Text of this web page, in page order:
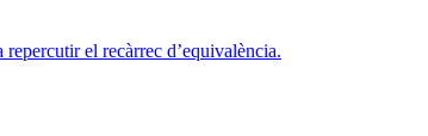
el recàrrec d’equivalència.